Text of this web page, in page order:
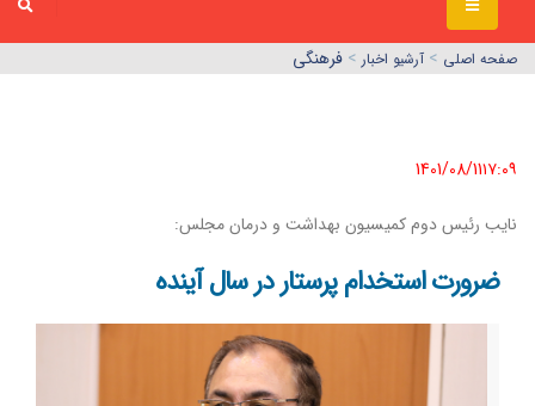
صفحه اصلي > آرشیو اخبار > فرهنگی
1401/08/11١٧:٠٩
نایب رئیس دوم کمیسیون بهداشت و درمان مجلس:
ضرورت استخدام پرستار در سال آینده